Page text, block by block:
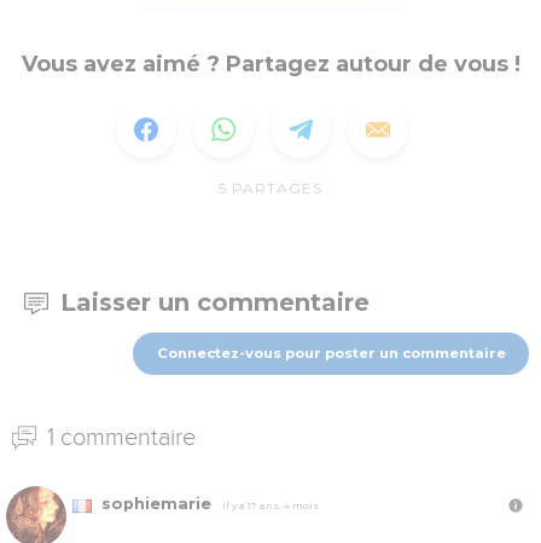
Vous avez aimé ? Partagez autour de vous !
5 PARTAGES
Laisser un commentaire
Connectez-vous pour poster un commentaire
1 commentaire
sophiemarie Il y a 17 ans, 4 mois